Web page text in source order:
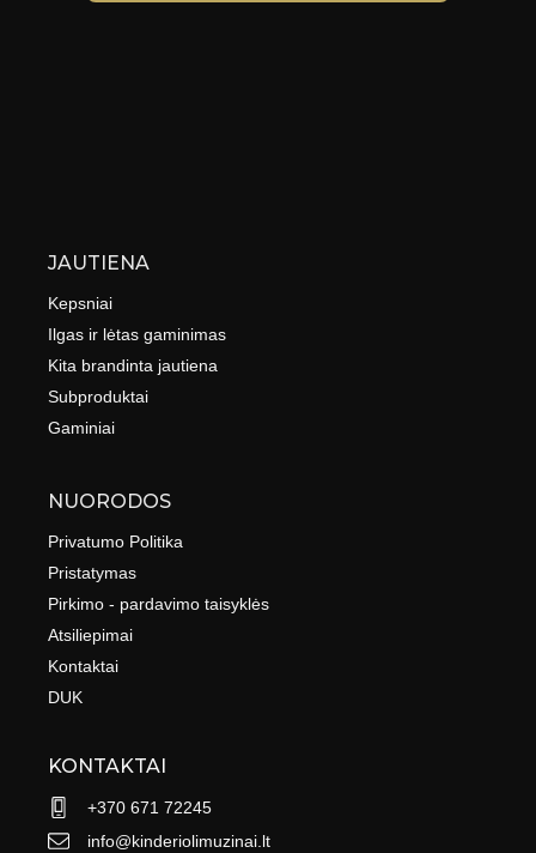
JAUTIENA
Kepsniai
Ilgas ir lėtas gaminimas
Kita brandinta jautiena
Subproduktai
Gaminiai
NUORODOS
Privatumo Politika
Pristatymas
Pirkimo - pardavimo taisyklės
Atsiliepimai
Kontaktai
DUK
KONTAKTAI
+370 671 72245
info@kinderiolimuzinai.lt